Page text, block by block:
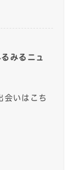
みるニュ
会いはこち